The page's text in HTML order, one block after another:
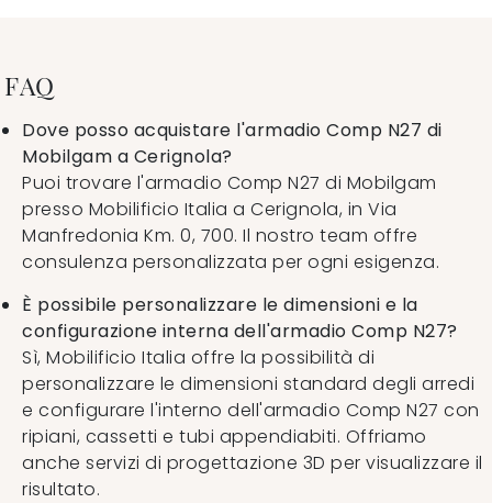
FAQ
Dove posso acquistare l'armadio Comp N27 di
Mobilgam a Cerignola?
Puoi trovare l'armadio Comp N27 di Mobilgam
presso Mobilificio Italia a Cerignola, in Via
Manfredonia Km. 0, 700. Il nostro team offre
consulenza personalizzata per ogni esigenza.
È possibile personalizzare le dimensioni e la
configurazione interna dell'armadio Comp N27?
Sì, Mobilificio Italia offre la possibilità di
personalizzare le dimensioni standard degli arredi
e configurare l'interno dell'armadio Comp N27 con
ripiani, cassetti e tubi appendiabiti. Offriamo
anche servizi di progettazione 3D per visualizzare il
risultato.